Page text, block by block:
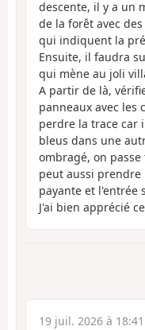
descente, il y a un
de la forêt avec
qui indiquent la
Ensuite, il faudra
qui mène au joli
A partir de là,
panneaux avec les
perdre la trace car
bleus dans une
ombragé, on
peut aussi prendre
payante et l'entrée
J'ai bien apprécié
19 juil. 2026 à 18:41